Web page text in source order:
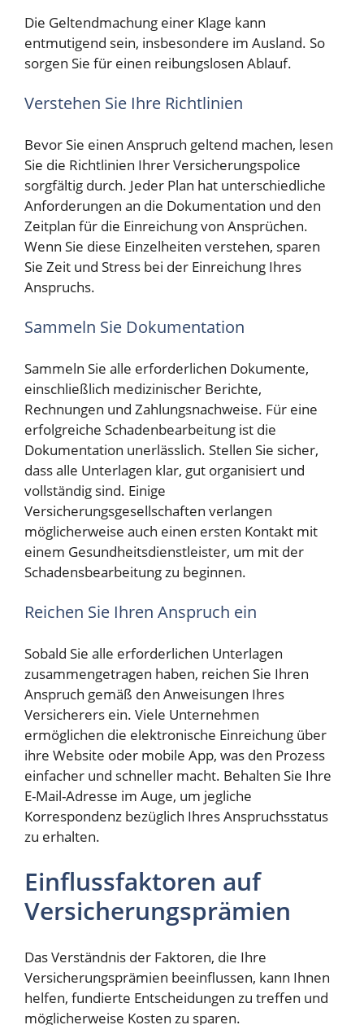
Die Geltendmachung einer Klage kann
entmutigend sein, insbesondere im Ausland. So
sorgen Sie für einen reibungslosen Ablauf.
Verstehen Sie Ihre Richtlinien
Bevor Sie einen Anspruch geltend machen, lesen
Sie die Richtlinien Ihrer Versicherungspolice
sorgfältig durch. Jeder Plan hat unterschiedliche
Anforderungen an die Dokumentation und den
Zeitplan für die Einreichung von Ansprüchen.
Wenn Sie diese Einzelheiten verstehen, sparen
Sie Zeit und Stress bei der Einreichung Ihres
Anspruchs.
Sammeln Sie Dokumentation
Sammeln Sie alle erforderlichen Dokumente,
einschließlich medizinischer Berichte,
Rechnungen und Zahlungsnachweise. Für eine
erfolgreiche Schadenbearbeitung ist die
Dokumentation unerlässlich. Stellen Sie sicher,
dass alle Unterlagen klar, gut organisiert und
vollständig sind. Einige
Versicherungsgesellschaften verlangen
möglicherweise auch einen ersten Kontakt mit
einem Gesundheitsdienstleister, um mit der
Schadensbearbeitung zu beginnen.
Reichen Sie Ihren Anspruch ein
Sobald Sie alle erforderlichen Unterlagen
zusammengetragen haben, reichen Sie Ihren
Anspruch gemäß den Anweisungen Ihres
Versicherers ein. Viele Unternehmen
ermöglichen die elektronische Einreichung über
ihre Website oder mobile App, was den Prozess
einfacher und schneller macht. Behalten Sie Ihre
E-Mail-Adresse im Auge, um jegliche
Korrespondenz bezüglich Ihres Anspruchsstatus
zu erhalten.
Einflussfaktoren auf
Versicherungsprämien
Das Verständnis der Faktoren, die Ihre
Versicherungsprämien beeinflussen, kann Ihnen
helfen, fundierte Entscheidungen zu treffen und
möglicherweise Kosten zu sparen.